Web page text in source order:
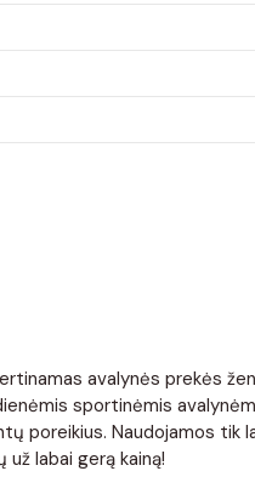
avalynės prekės
sportinėmis
poreikius. Naudojamos
labai gerą kainą!